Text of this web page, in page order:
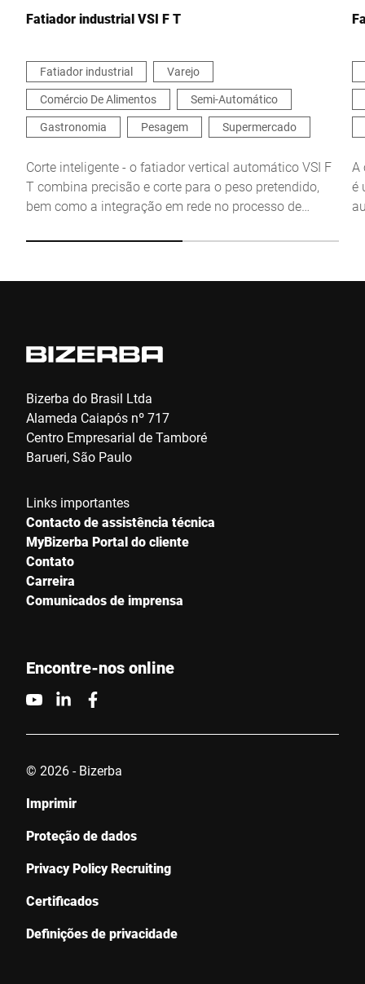
Confirmo que concordo com o uso dos meus dados para
processar essa solicitação Informações adicionais podem ser
encontradas noDeclaração de proteção de dados*
Anti-Robot Verification
Click to start verification
Fatiador industrial VSI F T
Fatiador industrial
Varejo
Comércio De Alimentos
Semi-Automático
Gastronomia
Pesagem Supermercado
Corte inteligente - o fatiador vertical automático VSI F
T combina precisão e corte para o peso pretendido,
bem como a integração em rede no processo de
flexibilidade e eficiência.
A
é
Bizerba do Brasil Ltda
Alameda Caiapós nº 717
Centro Empresarial de Tamboré
Barueri, São Paulo
Links importantes
Contacto de assistência técnica
MyBizerba Portal do cliente
Contato
Carreira
Comunicados de imprensa
Encontre-nos online
© 2026 - Bizerba
Imprimir
Proteção de dados
Privacy Policy Recruiting
Certificados
Definições de privacidade